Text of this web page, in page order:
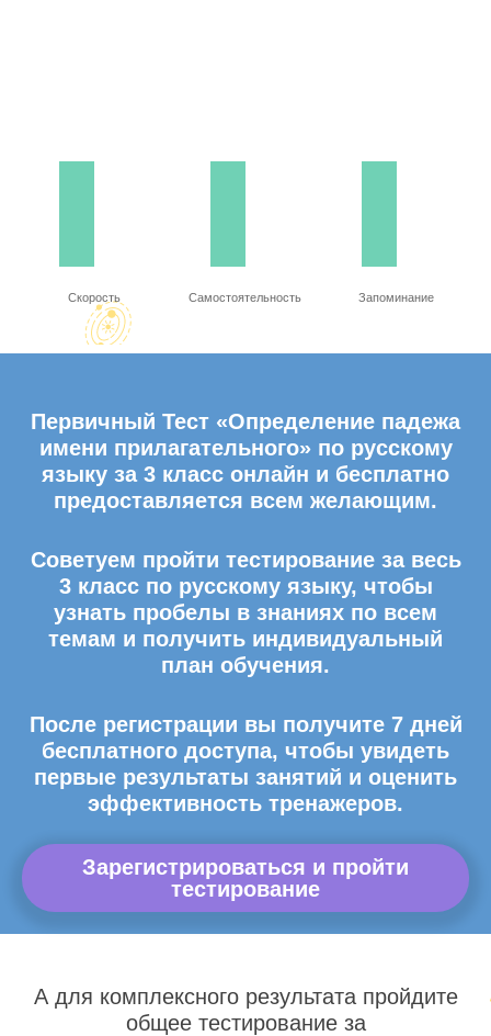
Скорость Самостоятельность Запоминание
Первичный Тест «Определение падежа
имени прилагательного» по русскому
языку за 3 класс онлайн и бесплатно
предоставляется всем желающим.
Советуем пройти тестирование за весь
3 класс по русскому языку, чтобы
узнать пробелы в знаниях по всем
темам и получить индивидуальный
план обучения.
После регистрации вы получите 7 дней
бесплатного доступа, чтобы увидеть
первые результаты занятий и оценить
эффективность тренажеров.
Зарегистрироваться и пройти
тестирование
А для комплексного результата пройдите
общее тестирование за